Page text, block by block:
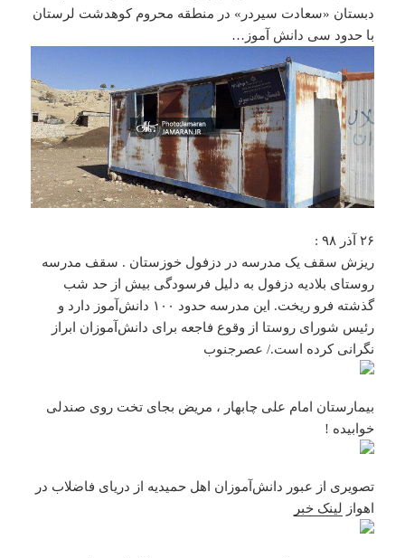
دبستان «سعادت سیردر» در منطقه محروم کوهدشت لرستان
با حدود سی دانش آموز…
۲۶ آذر ۹۸ :
ریزش‌ سقف یک مدرسه در دزفول خوزستان . سقف مدرسه
روستای ‌بلادیه دزفول به دلیل فرسودگی بیش از حد شب
گذشته فرو ریخت. این مدرسه حدود ۱۰۰ دانش‌آموز دارد و
رئیس شورای روستا از وقوع فاجعه برای دانش‌آموزان‌ ابراز
نگرانی کرده است./ عصرجنوب
بیمارستان امام علی چابهار ، مریض بجای تخت روی صندلی
خوابیده !
تصویری از عبور دانش‌آموزان اهل حمیدیه از دریای فاضلاب در
اهواز لینک خبر